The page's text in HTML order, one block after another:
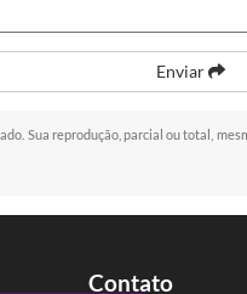
Enviar
Sua reprodução, parcial ou total,
Contato